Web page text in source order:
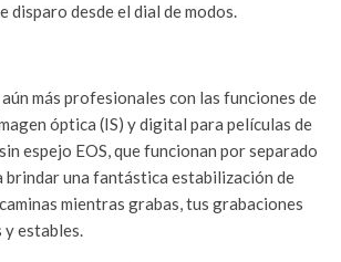
disparo desde el dial de modos.
más profesionales con las funciones de
óptica (IS) y digital para películas de
espejo EOS, que funcionan por separado
brindar una fantástica estabilización de
mientras grabas, tus grabaciones
y estables.